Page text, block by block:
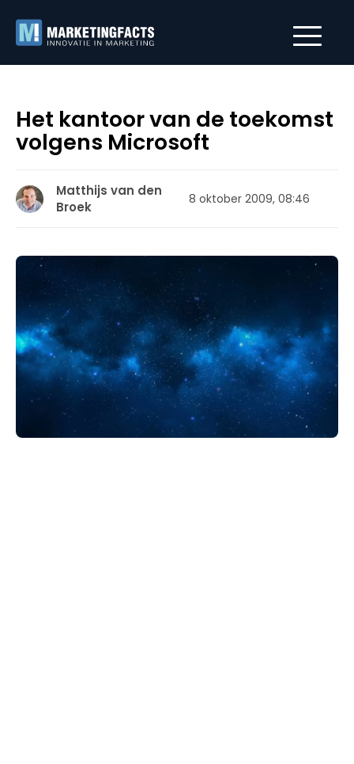
Het kantoor van de toekomst
volgens Microsoft
Matthijs van den
Broek
8 oktober 2009, 08:46